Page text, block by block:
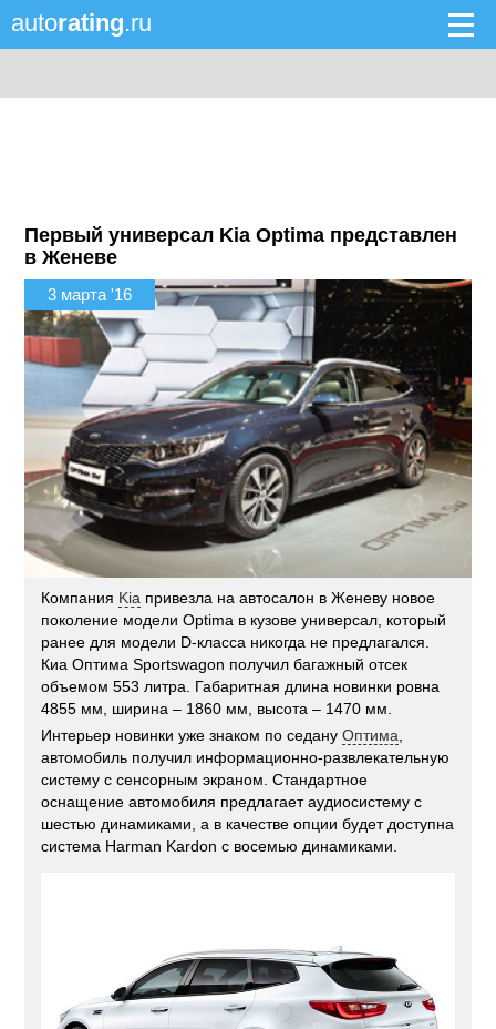
autorating.ru
Первый универсал Kia Optima представлен
в Женеве
3 марта '16
Компания Kia привезла на автосалон в Женеву новое
поколение модели Optima в кузове универсал, который
ранее для модели D-класса никогда не предлагался.
Киа Оптима Sportswagon получил багажный отсек
объемом 553 литра. Габаритная длина новинки ровна
4855 мм, ширина – 1860 мм, высота – 1470 мм.
Интерьер новинки уже знаком по седануОптима
автомобиль получил информационно-развлекательную
систему с сенсорным экраном. Стандартное
оснащение автомобиля предлагает аудиосистему с
шестью динамиками, а в качестве опции будет доступна
система Harman Kardon с восемью динамиками.